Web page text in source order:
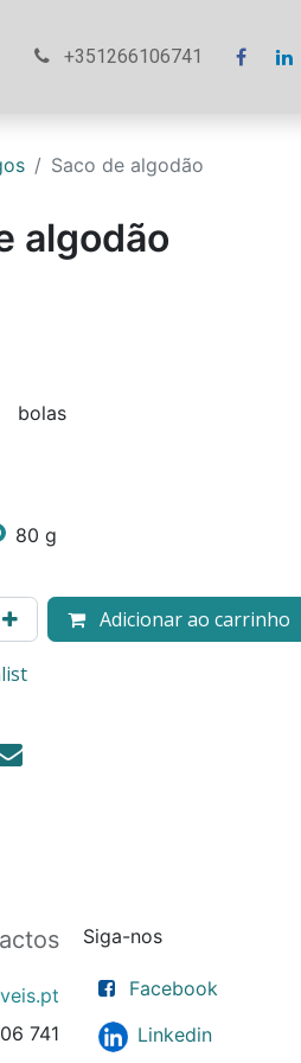
+351266106741
Saco de algodão
algodão
bolas
80 g
Adicionar ao carrinho
741
Siga-nos
Facebook
Linkedin